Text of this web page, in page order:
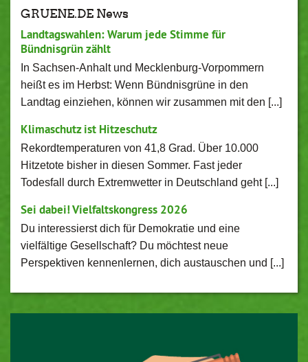
GRUENE.DE News
Landtagswahlen: Warum jede Stimme für
Bündnisgrün zählt
In Sachsen-Anhalt und Mecklenburg-Vorpommern
heißt es im Herbst: Wenn Bündnisgrüne in den
Landtag einziehen, können wir zusammen mit den [...]
Klimaschutz ist Hitzeschutz
Rekordtemperaturen von 41,8 Grad. Über 10.000
Hitzetote bisher in diesen Sommer. Fast jeder
Todesfall durch Extremwetter in Deutschland geht [...]
Sei dabei! Vielfaltskongress 2026
Du interessierst dich für Demokratie und eine
vielfältige Gesellschaft? Du möchtest neue
Perspektiven kennenlernen, dich austauschen und [...]